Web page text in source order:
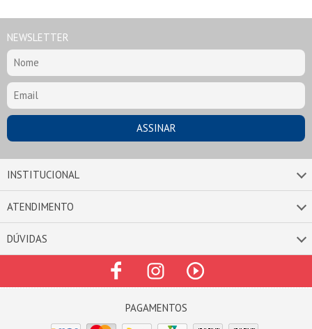
NEWSLETTER
INSTITUCIONAL
ATENDIMENTO
DÚVIDAS